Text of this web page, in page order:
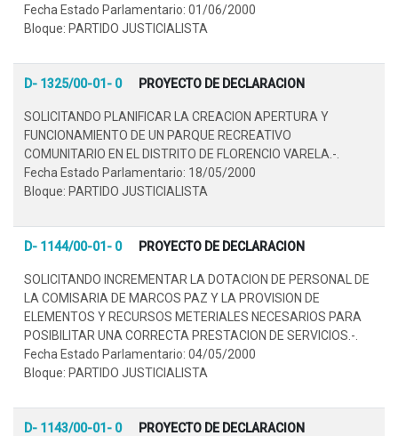
Fecha Estado Parlamentario: 01/06/2000
Bloque: PARTIDO JUSTICIALISTA
D- 1325/00-01- 0 PROYECTO DE DECLARACION
SOLICITANDO PLANIFICAR LA CREACION APERTURA Y
FUNCIONAMIENTO DE UN PARQUE RECREATIVO
COMUNITARIO EN EL DISTRITO DE FLORENCIO VARELA.-.
Fecha Estado Parlamentario: 18/05/2000
Bloque: PARTIDO JUSTICIALISTA
D- 1144/00-01- 0 PROYECTO DE DECLARACION
SOLICITANDO INCREMENTAR LA DOTACION DE PERSONAL DE
LA COMISARIA DE MARCOS PAZ Y LA PROVISION DE
ELEMENTOS Y RECURSOS METERIALES NECESARIOS PARA
POSIBILITAR UNA CORRECTA PRESTACION DE SERVICIOS.-.
Fecha Estado Parlamentario: 04/05/2000
Bloque: PARTIDO JUSTICIALISTA
D- 1143/00-01- 0 PROYECTO DE DECLARACION